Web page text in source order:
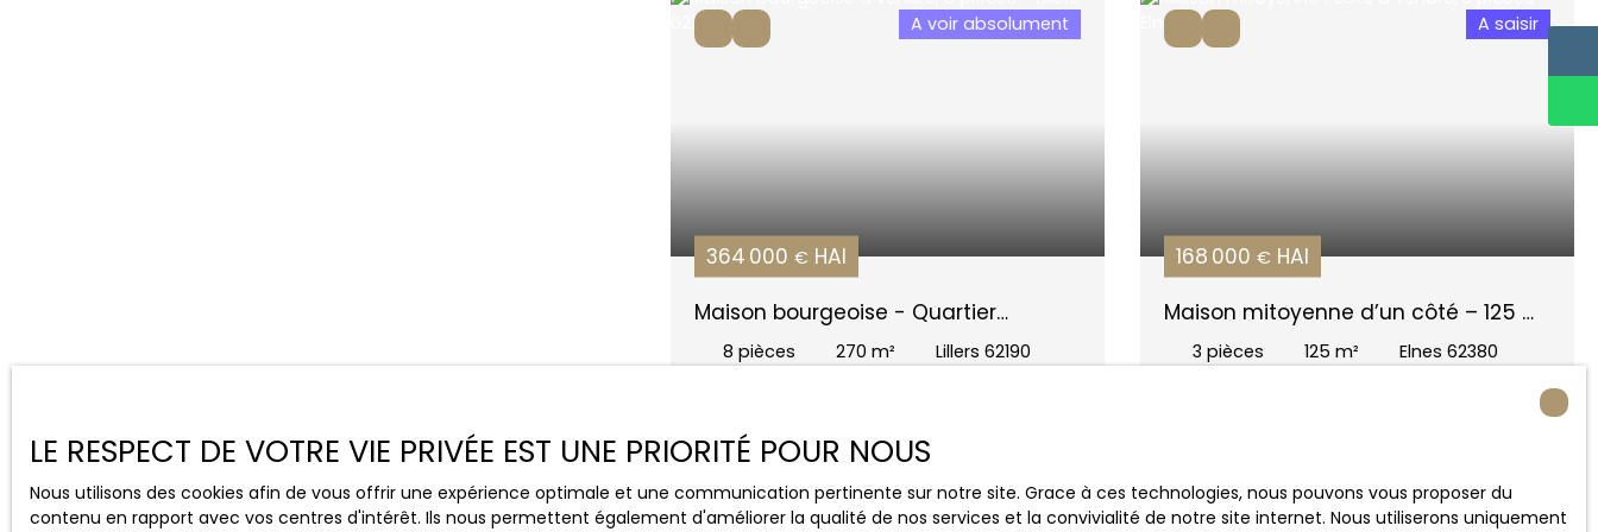
A voir absolument
364 000 € HAI
Maison bourgeoise - Quartier
recherché
8 pièces 270 m² Lillers 62190
A saisir
168 000 € HAI
Maison mitoyenne d’un côté – 125 m²
- 3 chambres - Véranda
3 pièces 125 m² Elnes 62380
Affaire exceptionnelle
LE RESPECT DE VOTRE VIE PRIVÉE EST UNE PRIORITÉ POUR NOUS
Nous utilisons des cookies afin de vous offrir une expérience optimale et une communication pertinente sur notre site. Grace à ces technologies, nous pouvons vous proposer du
contenu en rapport avec vos centres d'intérêt. Ils nous permettent également d'améliorer la qualité de nos services et la convivialité de notre site internet. Nous utiliserons uniquement